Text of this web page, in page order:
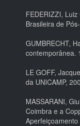
FEDERIZZI,
Brasileira de
GUMBRECHT,
contemporânea.
LE GOFF,
da UNICAMP,
MASSARANI,
Coimbra e a